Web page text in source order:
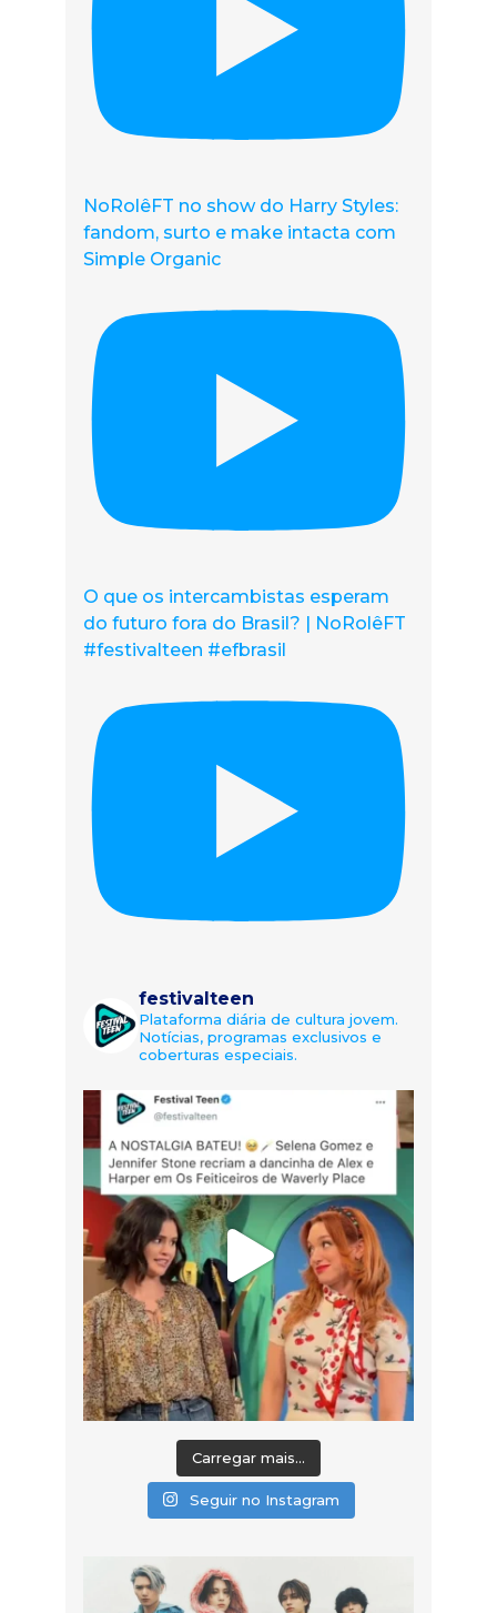
NoRolêFT no show do Harry Styles:
fandom, surto e make intacta com
Simple Organic
O que os intercambistas esperam
do futuro fora do Brasil? | NoRolêFT
#festivalteen #efbrasil
festivalteen
Plataforma diária de cultura jovem.
Notícias, programas exclusivos e
coberturas especiais.
Carregar mais...
Seguir no Instagram